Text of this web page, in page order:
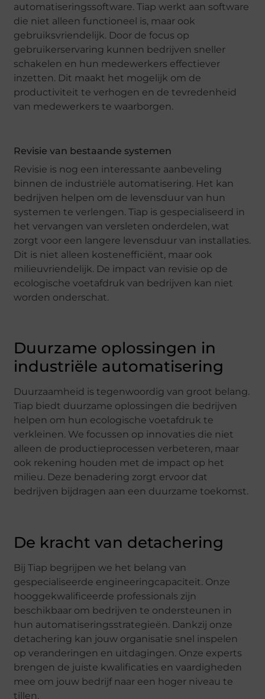
automatiseringssoftware. Tiap werkt aan software
die niet alleen functioneel is, maar ook
gebruiksvriendelijk. Door de focus op
gebruikerservaring kunnen bedrijven sneller
schakelen en hun medewerkers effectiever
inzetten. Dit maakt het mogelijk om de
productiviteit te verhogen en de tevredenheid
van medewerkers te waarborgen.
Revisie van bestaande systemen
Revisie is nog een interessante aanbeveling
binnen de industriële automatisering. Het kan
bedrijven helpen om de levensduur van hun
systemen te verlengen. Tiap is gespecialiseerd in
het vervangen van versleten onderdelen, wat
zorgt voor een langere levensduur van installaties.
Dit is niet alleen kostenefficiënt, maar ook
milieuvriendelijk. De impact van revisie op de
ecologische voetafdruk van bedrijven kan niet
worden onderschat.
Duurzame oplossingen in
industriële automatisering
Duurzaamheid is tegenwoordig van groot belang.
Tiap biedt duurzame oplossingen die bedrijven
helpen om hun ecologische voetafdruk te
verkleinen. We focussen op innovaties die niet
alleen de productieprocessen verbeteren, maar
ook rekening houden met de impact op het
milieu. Deze benadering zorgt ervoor dat
bedrijven bijdragen aan een duurzame toekomst.
De kracht van detachering
Bij Tiap begrijpen we het belang van
gespecialiseerde engineeringcapaciteit. Onze
hooggekwalificeerde professionals zijn
beschikbaar om bedrijven te ondersteunen in
hun automatiseringsstrategieën. Dankzij onze
detachering kan jouw organisatie snel inspelen
op veranderingen en uitdagingen. Onze experts
brengen de juiste kwalificaties en vaardigheden
mee om jouw bedrijf naar een hoger niveau te
tillen.